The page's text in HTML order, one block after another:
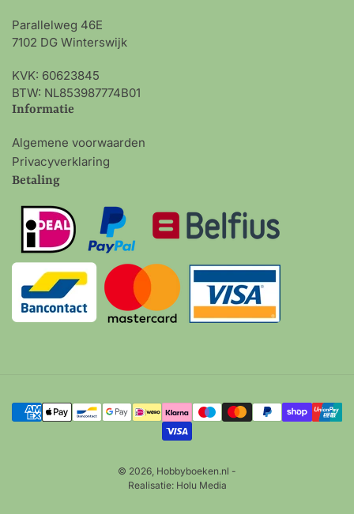
Parallelweg 46E
7102 DG Winterswijk
KVK: 60623845
BTW: NL853987774B01
Informatie
Algemene voorwaarden
Privacyverklaring
Betaling
Betalingsmethoden
© 2026, Hobbyboeken.nl -
Realisatie: Holu Media